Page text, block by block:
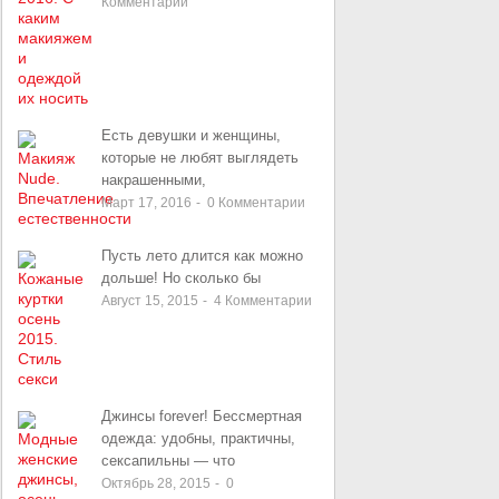
Есть девушки и женщины,
которые не любят выглядеть
накрашенными,
Март 17, 2016 - 0 Комментарии
Пусть лето длится как можно
дольше! Но сколько бы
Август 15, 2015 - 4 Комментарии
Джинсы forever! Бессмертная
одежда: удобны, практичны,
сексапильны — что
Октябрь 28, 2015 - 0